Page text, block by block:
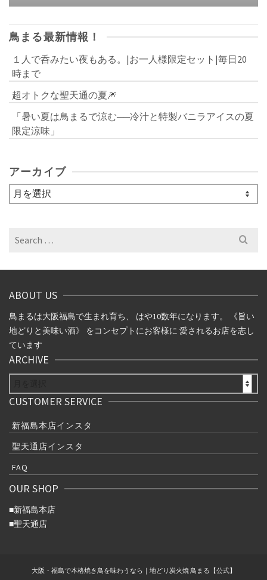
鳥まる最新情報！
１人で呑みたい夜もある。|お一人様限定セット|毎日20
時まで
超オトクな聖天通の夏🎆
「暑い夏は鳥まるで涼む──冷汁と特製バニラアイスの夏
限定涼味」
アーカイブ
ア
ー
ブ
Search
ABOUT US
鳥まるは大阪福島で生まれ育ち、 はや10数年になります。 《旨い
地どりと美味い酒》 をコンセプトにお客様に 愛されるお店を志し
ています
ARCHIVE
CUSTOMER SERVICE
新福島本店インスタ
聖天通店インスタ
FAQ
OUR SHOP
■新福島本店
■聖天通店
大阪・福島で本格焼き鳥を味わうなら｜地どり炭火焼 鳥まる【公式】